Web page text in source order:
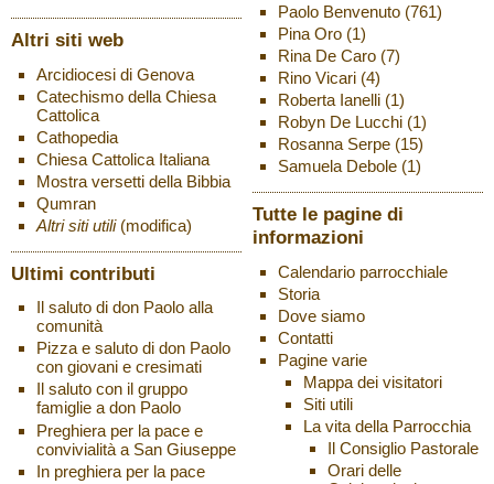
Altri siti web
Arcidiocesi di Genova
Catechismo della Chiesa
Cattolica
Cathopedia
Chiesa Cattolica Italiana
Mostra versetti della Bibbia
Qumran
Altri siti utili (modifica)
Ultimi contributi
Il saluto di don Paolo alla
comunità
Pizza e saluto di don Paolo
con giovani e cresimati
Il saluto con il gruppo
famiglie a don Paolo
Preghiera per la pace e
convivialità a San Giuseppe
In preghiera per la pace
Paolo Benvenuto(761)
Pina Oro(1)
Rina De Caro(7)
Rino Vicari(4)
Roberta Ianelli(1)
Robyn De Lucchi(1)
Rosanna Serpe(15)
Samuela Debole(1)
Tutte le pagine di
informazioni
Calendario parrocchiale
Storia
Dove siamo
Contatti
Pagine varie
Mappa dei visitatori
Siti utili
La vita della Parrocchia
Il Consiglio Pastorale
Orari delle